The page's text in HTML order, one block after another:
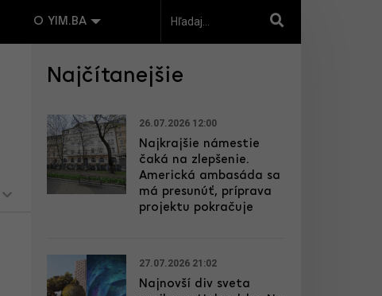
O YIM.BA
Najčítanejšie
26.07.2026 12:00
Najkrajšie námestie
čaká na zlepšenie.
Americká ambasáda sa
má presunúť, príprava
projektu pokračuje
27.07.2026 21:02
Najnovší div sveta